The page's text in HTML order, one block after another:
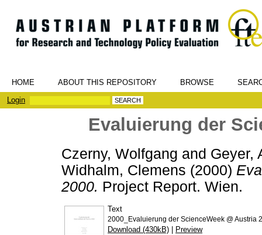
HOME ABOUT THIS REPOSITORY BROWSE
Login
Evaluierung der
Czerny, Wolfgang and Geyer,
Widhalm, Clemens (2000)
2000. Project Report. Wien.
Text
2000_Evaluierung der ScienceWeek @ Austria
Download (430kB) | Preview